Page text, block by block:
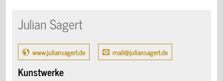
Julian Sagert
www.juliansagert.de mail@juliansagert.de
Kunstwerke